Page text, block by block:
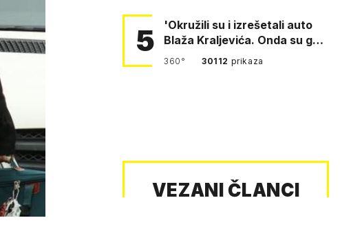
5
'Okružili su i izrešetali auto
Blaža Kraljevića. Onda su ga
vukli po cesti'
360° 30112 prikaza
VEZANI ČLANCI